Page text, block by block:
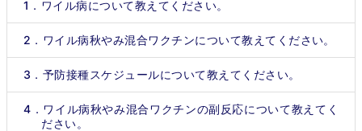
1．ワイル病について教えてください。
2．ワイル病秋やみ混合ワクチンについて教えてください。
3．予防接種スケジュールについて教えてください。
4．ワイル病秋やみ混合ワクチンの副反応について教えてく
ださい。